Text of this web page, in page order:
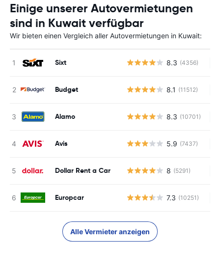
Einige unserer Autovermietungen
sind in Kuwait verfügbar
Wir bieten einen Vergleich aller Autovermietungen in Kuwait:
Sixt 8.3 (4356)
Budget 8.1 (11512)
Alamo 8.3 (10701)
Avis 5.9 (7437)
Dollar Rent a Car 8 (5291)
Europcar 7.3 (10251)
Alle Vermieter anzeigen